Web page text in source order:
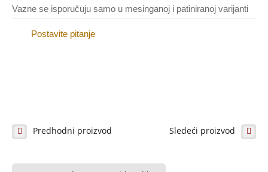
Ramovi
Inoks-prohrom
Vazne se isporučuju samo u mesinganoj i patiniranoj varijanti
Postavite pitanje
Predhodni proizvod Sledeći proizvod